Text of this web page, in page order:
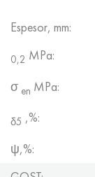
Espesor, mm:
0,2 MPa:
σ en MPa:
δ5 ,%:
ψ,%: